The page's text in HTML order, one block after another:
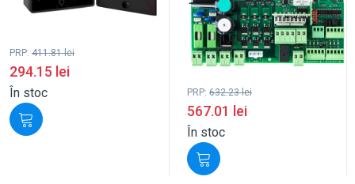
PRP: 411.81lei
294.15 lei
În stoc PRP: 632.23lei
567.01 lei
În stoc